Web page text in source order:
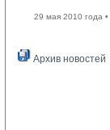
29 мая 2010 года •
Архив новостей